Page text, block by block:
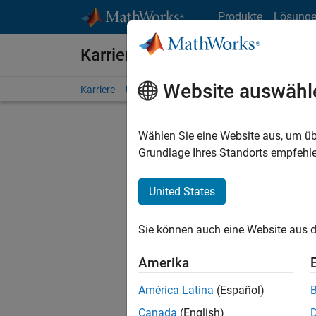
Produkte
Karriere bei MathWorks
Karriere – Übersicht Stellensuche
Stellen
Es
Region
Website
Wählen Sie eine Website aus, um
Grundlage Ihres Standorts
United States
Sie können auch eine Website aus
Amerika
América Latina (Español)
Canada (English)